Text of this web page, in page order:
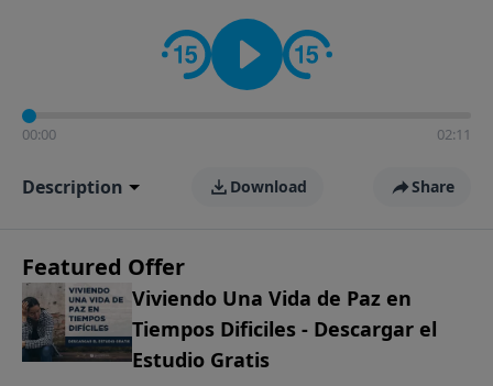
00:00 02:11
Description Download Share
Featured Offer
Viviendo Una Vida de Paz en
Tiempos Dificiles - Descargar el
Estudio Gratis